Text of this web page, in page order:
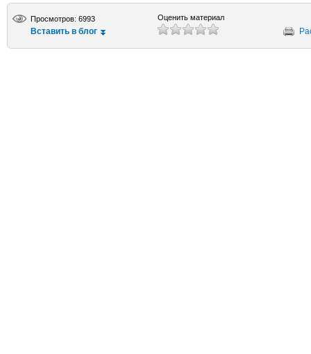
Просмотров: 6993
Вставить в блог
Оценить материал